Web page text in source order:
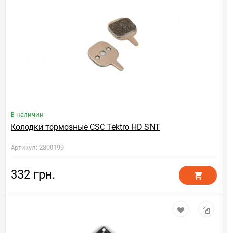
В наличии
Колодки тормозные CSC Tektro HD SNT
Артикул: 2800199
332 грн.